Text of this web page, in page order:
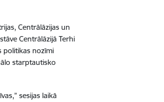
Centrālāzijas un
Centrālāzijā Terhi
politikas nozīmi
starptautisko
sesijas laikā